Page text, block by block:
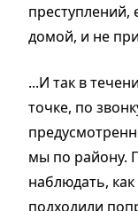
преступлений,
домой, и не
...И так в
точке, по
мы по району.
наблюдать,
подходили